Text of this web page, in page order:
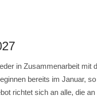
in Zusammenarbeit mit
bereits im Januar,
richtet sich an alle, die an